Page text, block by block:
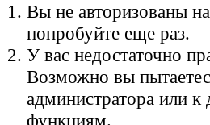
Вы не авторизованы
попробуйте еще раз.
У вас недостаточно
Возможно вы
администратора или
функциям.